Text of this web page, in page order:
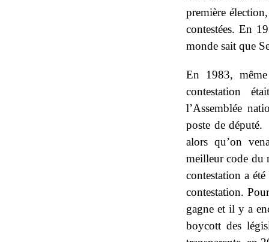
première
contestées. En
monde sait que
En 1983,
contestation
l’Assemblée
poste de
alors qu’on
meilleur code du
contestation a
contestation.
gagne et il y a
boycott des